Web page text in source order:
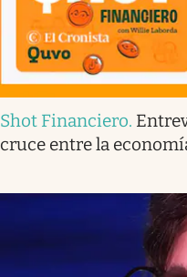
Shot Financiero.
cruce entre la